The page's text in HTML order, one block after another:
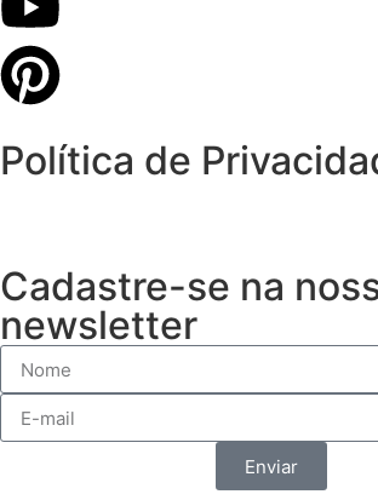
Política de
Cadastre-se na
newsletter
Enviar